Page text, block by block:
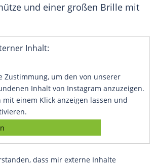
und einer großen Brille mit
Inhalt:
Zustimmung, um den von unserer
Inhalt von Instagram anzuzeigen.
mit einem Klick anzeigen lassen und
dass mir externe Inhalte